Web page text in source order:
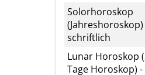
Solorhoroskop
(Jahreshoroskop)
schriftlich
Lunar Horoskop
Tage Horoskop) -